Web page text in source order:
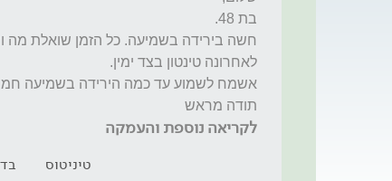
תודה מראש
לקריאה נוספת והעמקה
טיניטוס